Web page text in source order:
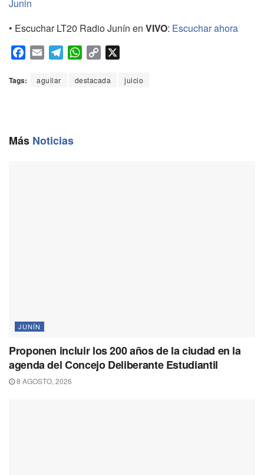
Junin
• Escuchar LT20 Radio Junín en VIVO: Escuchar ahora
c
o
a
a
W
a
p
Tags: aguilar destacada juicio
Más Noticias
JUNÍN
Proponen incluir los 200 años de la ciudad en la
agenda del Concejo Deliberante Estudiantil
8 AGOSTO, 2026